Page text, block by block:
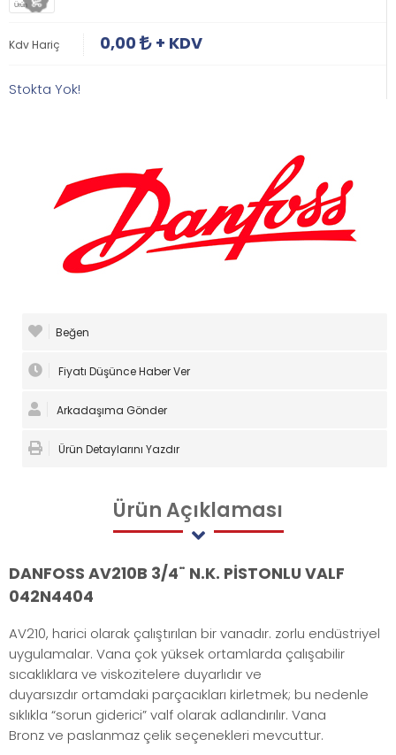
Ürün
Kdv Hariç 0,00 + KDV
Stokta Yok!
Beğen
Fiyatı Düşünce Haber Ver
Arkadaşıma Gönder
Ürün Detaylarını Yazdır
ÜrünAçıklaması
DANFOSS AV210B 3/4¨ N.K. PİSTONLU VALF
042N4404
AV210, harici olarak çalıştırılan bir vanadır. zorlu endüstriyel
uygulamalar. Vana çok yüksek ortamlarda çalışabilir
sıcaklıklara ve viskozitelere duyarlıdır ve
duyarsızdır ortamdaki parçacıkları kirletmek; bu nedenle
sıklıkla “sorun giderici” valf olarak adlandırılır. Vana
Bronz ve paslanmaz çelik seçenekleri mevcuttur.